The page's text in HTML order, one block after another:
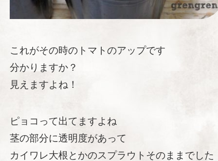
これがその時のトマトのアップです
分かりますか？
見えますよね！
ピョコって出てますよね
茎の部分に透明度があって
カイワレ大根とかのスプラウトそのままでした